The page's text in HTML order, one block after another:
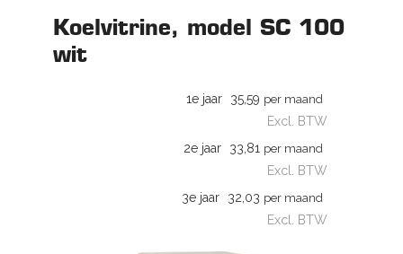
Koelvitrine, model SC 100
wit
1e jaar 35,59 per maand
Excl. BTW
2e jaar
33,81 per maand
Excl. BTW
3e jaar
32,03 per maand
Excl. BTW